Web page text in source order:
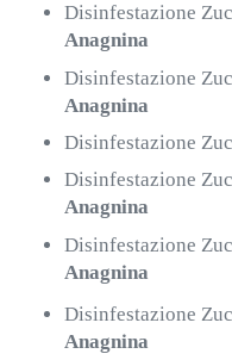
Disinfestazione
Anagnina
Disinfestazione
Anagnina
Disinfestazione
Disinfestazione
Anagnina
Disinfestazione
Anagnina
Disinfestazione
Anagnina